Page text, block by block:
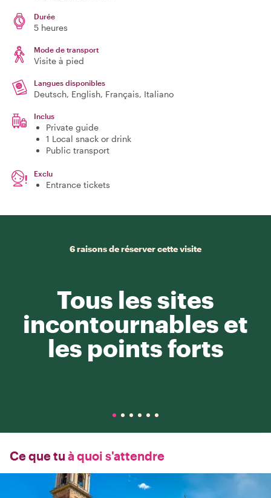
Durée
5 heures
Mode de transport
Visite à pied
Langues disponibles
Deutsch, English, Français, Italiano
Inclus
Private guide
1 Local snack or drink
Public transport
Exclu
Entrance tickets
6 raisons de réserver cette visite
Tous les sites
incontournables et
les points forts
Ce que tu à quoi s'attendre